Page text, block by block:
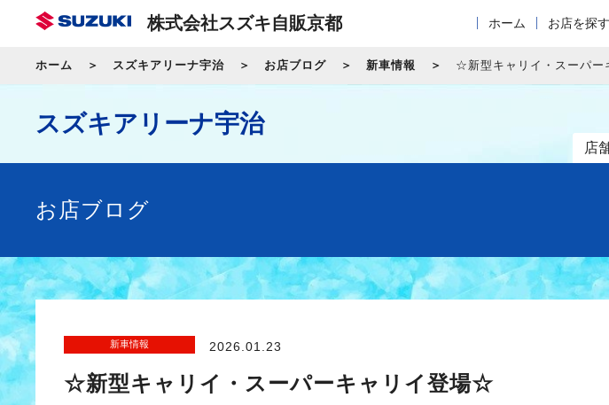
株式会社スズキ自販京都 ホーム お店を探す
ホーム スズキアリーナ宇治 お店ブログ 新車情報 ☆新型キャリイ・スーパ
スズキアリーナ宇治
店
お店ブログ
新車情報 2026.01.23
☆新型キャリイ・スーパーキャリイ登場☆